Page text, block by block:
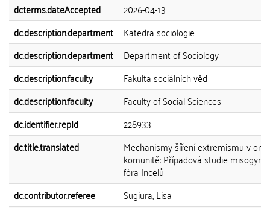
dcterms.dateAccepted
2026-04-13
dc.description.department
Katedra sociologie
dc.description.department
Department of Sociology
dc.description.faculty
Fakulta sociálních věd
dc.description.faculty
Faculty of Social Sciences
dc.identifier.repId
228933
dc.title.translated
Mechanismy šíření extremismu v
komunitě: Případová studie
fóra Incelů
dc.contributor.referee
Sugiura, Lisa